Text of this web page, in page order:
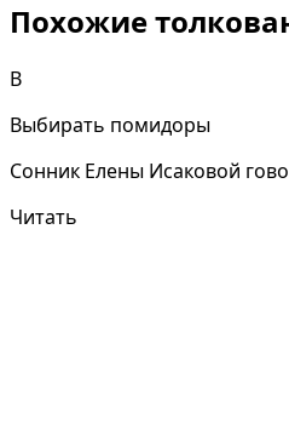
Похожие
В
Выбирать помидоры
Сонник Елены Исаковой
Читать